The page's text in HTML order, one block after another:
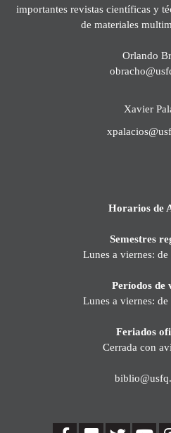
importantes revistas científicas y
de materiales
Orlando
Xavier
Horarios de
Semestres
Lunes a viernes:
Períodos de
Lunes a viernes:
Feriados
Cerrada con